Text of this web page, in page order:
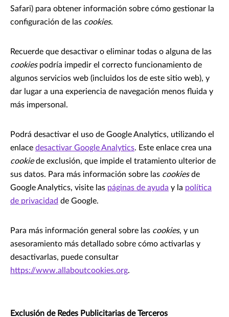
Safari) para obtener información sobre cómo gestionar la
configuración de las cookies.
Recuerde que desactivar o eliminar todas o alguna de las
cookiespodría impedir el correcto funcionamiento de
algunos servicios web (incluidos los de este sitio web), y
dar lugar a una experiencia de navegación menos fluida y
más impersonal.
Podrá desactivar el uso de Google Analytics, utilizando el
enlace desactivar Google Analytics. Este enlace crea una
cookiede exclusión, que impide el tratamiento ulterior de
sus datos. Para más información sobre las cookiesde
Google Analytics, visite las páginas de ayuda y la política
de privacidad de Google.
Para más información general sobre las cookies, y un
asesoramiento más detallado sobre cómo activarlas y
desactivarlas, puede consultar
https://www.allaboutcookies.org.
Exclusión de Redes Publicitarias de Terceros